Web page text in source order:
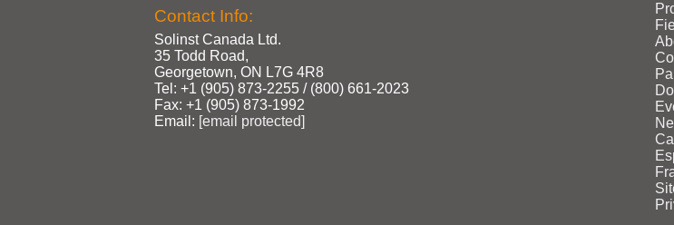
Contact Info:
Solinst Canada Ltd.
35 Todd Road,
Georgetown, ON L7G 4R8
Tel: +1 (905) 873‑2255 / (800) 661‑2023
Fax: +1 (905) 873‑1992
Email: [email protected]